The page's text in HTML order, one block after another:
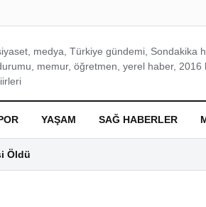
medya, Türkiye gündemi, Sondakika
memur, öğretmen, yerel haber,
YAŞAM SAĞ HABERLER
Öldü